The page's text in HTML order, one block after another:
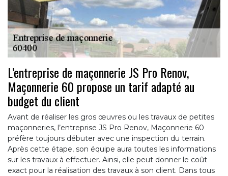
L’entreprise de maçonnerie JS Pro Renov,
Maçonnerie 60 propose un tarif adapté au
budget du client
Avant de réaliser les gros œuvres ou les travaux de petites
maçonneries, l’entreprise JS Pro Renov, Maçonnerie 60
préfère toujours débuter avec une inspection du terrain.
Après cette étape, son équipe aura toutes les informations
sur les travaux à effectuer. Ainsi, elle peut donner le coût
exact pour la réalisation des travaux à son client. Dans tous